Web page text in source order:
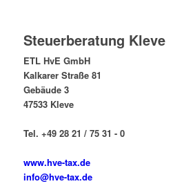
Steuerberatung Kleve
ETL HvE GmbH
Kalkarer Straße 81
Gebäude 3
47533 Kleve
Tel. +49 28 21 / 75 31 - 0
www.hve-tax.de
info@hve-tax.de